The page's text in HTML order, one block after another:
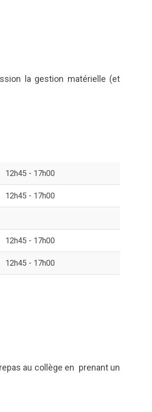
la gestion matérielle (et
12h45 - 17h00
12h45 - 17h00
12h45 - 17h00
12h45 - 17h00
au collège en prenant un